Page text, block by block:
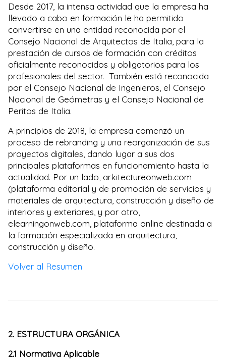
Desde 2017, la intensa actividad que la empresa ha
llevado a cabo en formación le ha permitido
convertirse en una entidad reconocida por el
Consejo Nacional de Arquitectos de Italia, para la
prestación de cursos de formación con créditos
oficialmente reconocidos y obligatorios para los
profesionales del sector. También está reconocida
por el Consejo Nacional de Ingenieros, el Consejo
Nacional de Geómetras y el Consejo Nacional de
Peritos de Italia.
A principios de 2018, la empresa comenzó un
proceso de rebranding y una reorganización de sus
proyectos digitales, dando lugar a sus dos
principales plataformas en funcionamiento hasta la
actualidad. Por un lado, arkitectureonweb.com
(plataforma editorial y de promoción de servicios y
materiales de arquitectura, construcción y diseño de
interiores y exteriores, y por otro,
elearningonweb.com, plataforma online destinada a
la formación especializada en arquitectura,
construcción y diseño.
Volver al Resumen
2. ESTRUCTURA ORGÁNICA
2.1 Normativa Aplicable